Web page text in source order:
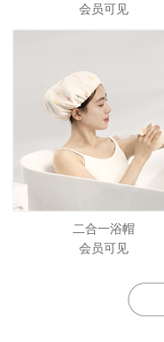
会员可见
二合一浴帽
会员可见